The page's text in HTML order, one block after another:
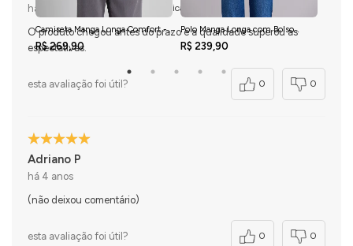
Camiseta Manga Longa Comfort -
Preto
R$ 269,90
Polo Manga Longa com Bolso
Comfort Premium - Azul Marinho
R$ 239,90
há 4 anos comprador verificado
O produto chegou antes do prazo e a qualidade superou as
espectativas.
esta avaliação foi útil? 0 0
Adriano P
há 4 anos
(não deixou comentário)
esta avaliação foi útil? 0 0